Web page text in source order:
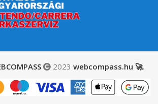
2023 webcompass.hu 🚀.